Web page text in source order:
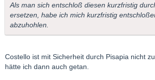
Als man sich entschloß diesen kurzfristig
ersetzen, habe ich mich kurzfristig
abzuhohlen.
Costello ist mit Sicherheit durch Pisapia nicht
hätte ich dann auch getan.